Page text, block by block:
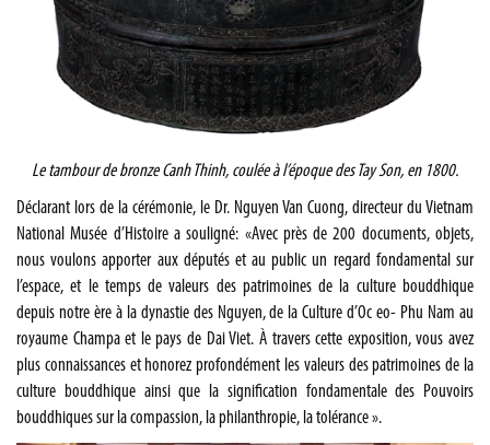
Le tambour de bronze Canh Thinh, coulée à l’époque des Tay Son, en 1800.
Déclarant lors de la cérémonie, le Dr. Nguyen Van Cuong, directeur du Vietnam
National Musée d’Histoire a souligné: «Avec près de 200 documents, objets,
nous voulons apporter aux députés et au public un regard fondamental sur
l’espace, et le temps de valeurs des patrimoines de la culture bouddhique
depuis notre ère à la dynastie des Nguyen, de la Culture d’Oc eo- Phu Nam au
royaume Champa et le pays de Dai Viet. À travers cette exposition, vous avez
plus connaissances et honorez profondément les valeurs des patrimoines de la
culture bouddhique ainsi que la signification fondamentale des Pouvoirs
bouddhiques sur la compassion, la philanthropie, la tolérance ».